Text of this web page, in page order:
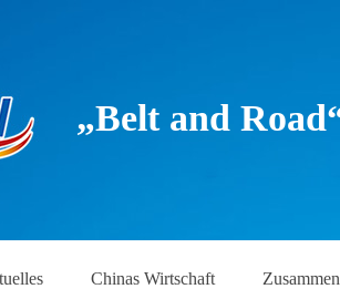
„Belt and
Chinas Wirtschaft